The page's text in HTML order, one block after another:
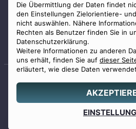
Die Übermittlung der Daten findet
den Einstellungen Zielorientiere-
nicht auswählen. Nähere
Rechten als Benutzer finden Sie in
Datenschutzerklärung.
Weitere Informationen zu anderen
uns erhält, finden Sie auf dieser
erläutert, wie diese Daten
0800 88 44 04
Staatlich
© 2026 Benu GmbH. Alle Rechte